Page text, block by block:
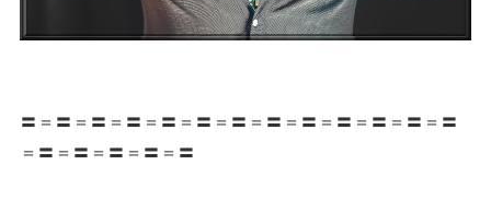
〓＝〓＝〓＝〓＝〓＝〓＝〓＝〓＝〓＝〓＝〓＝〓＝〓
＝〓＝〓＝〓＝〓＝〓